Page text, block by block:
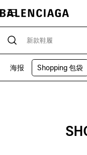
海报 Shopping 包袋